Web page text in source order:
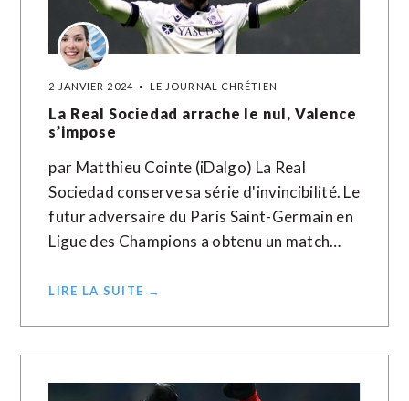
2 JANVIER 2024 LE JOURNAL CHRÉTIEN
La Real Sociedad arrache le nul, Valence
s’impose
par Matthieu Cointe (iDalgo) La Real
Sociedad conserve sa série d'invincibilité. Le
futur adversaire du Paris Saint-Germain en
Ligue des Champions a obtenu un match…
LIRE LA SUITE →